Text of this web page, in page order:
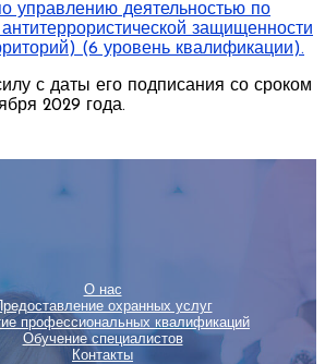
управлению деятельностью по
защищенности
(6 уровень квалификации).
с даты его подписания со сроком
2029 года.
О нас
охранных услуг
профессиональных квалификаций
Обучение специалистов
Контакты